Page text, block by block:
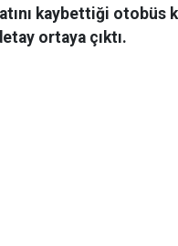
kaybettiği otobüs
ortaya çıktı.